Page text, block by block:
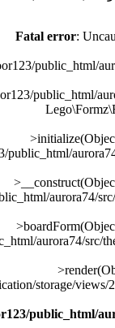
/
/home/
/home/
/home/juzoor123/